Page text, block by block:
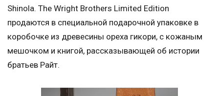
Shinola. The Wright Brothers Limited Edition
продаются в специальной подарочной упаковке в
коробочке из древесины ореха гикори, с кожаным
мешочком и книгой, рассказывающей об истории
братьев Райт.